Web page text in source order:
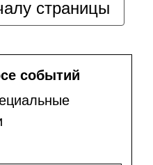
страницы
событий